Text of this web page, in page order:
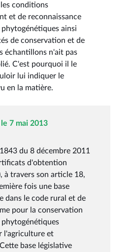
conditions
et de reconnaissance
phytogénétiques ainsi
de conservation et de
échantillons n'ait pas
C'est pourquoi il le
lui indiquer le
en la matière.
7 mai 2013
du 8 décembre 2011
d'obtention
à travers son article 18,
fois une base
dans le code rural et de
pour la conservation
phytogénétiques
l'agriculture et
base législative